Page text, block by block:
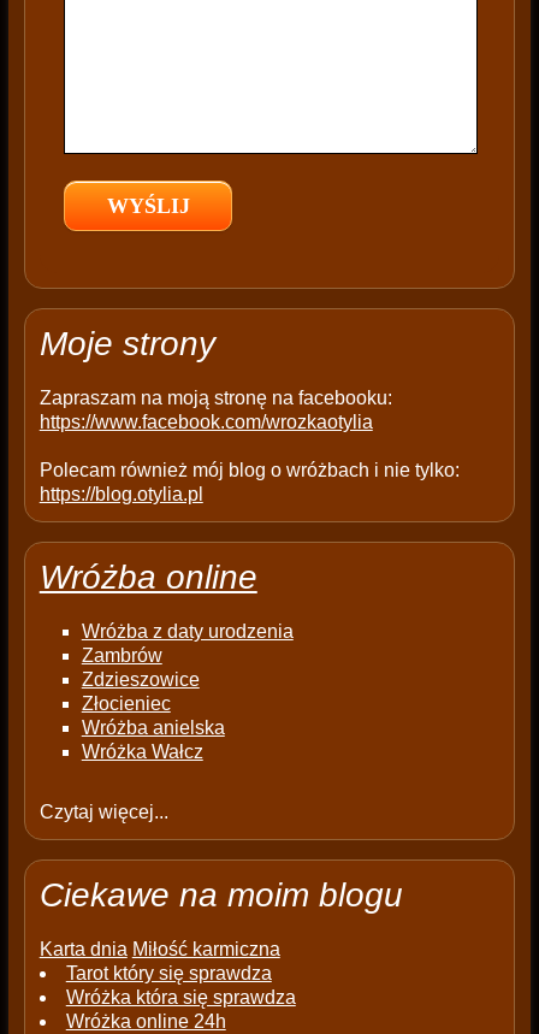
e
e
p
y
Moje strony
Zapraszam na moją stronę na facebooku:
https://www.facebook.com/wrozkaotylia
Polecam również mój blog o wróżbach i nie tylko:
https://blog.otylia.pl
Wróżba online
Wróżba z daty urodzenia
Zambrów
Zdzieszowice
Złocieniec
Wróżba anielska
Wróżka Wałcz
Czytaj więcej...
Ciekawe na moim blogu
Karta dnia Miłość karmiczna
Tarot który się sprawdza
Wróżka która się sprawdza
Wróżka online 24h